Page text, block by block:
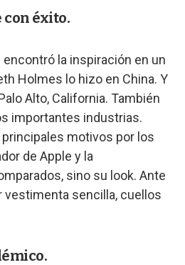
con éxito.
la inspiración en un
Holmes lo hizo en China. Y
Alto, California. También
importantes industrias.
motivos por los
de Apple y la
sino su look. Ante
vestimenta sencilla, cuellos